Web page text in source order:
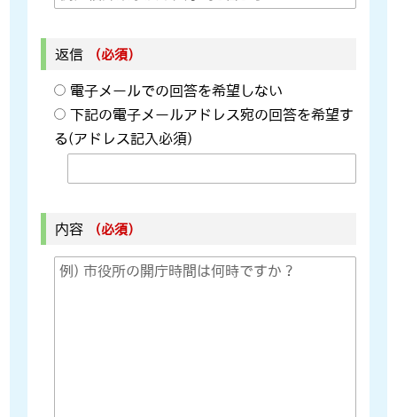
返信 （必須）
電子メールでの回答を希望しない
下記の電子メールアドレス宛の回答を希望す
る(アドレス記入必須)
内容 （必須）